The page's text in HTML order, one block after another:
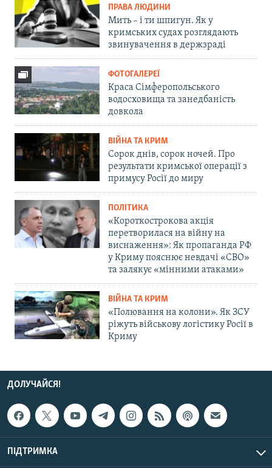
ПРАВА ЛЮДИНИ
Мить – і ти шпигун. Як у
кримських судах розглядають
звинувачення в держзраді
ФОТОГАЛЕРЕЇ
Краса Сімферопольського
водосховища та занедбаність
довкола
ВІЙНА ТА КРИМ
Сорок днів, сорок ночей. Про
результати кримської операції з
примусу Росії до миру
ПОЛІТИКА
«Короткострокова акція
перетворилася на війну на
виснаження»: Як пропаганда РФ
у Криму пояснює невдачі «СВО»
та залякує «мінними атаками»
ВІЙНА ТА КРИМ
«Полювання на колони». Як ЗСУ
ріжуть військову логістику Росії в
Криму
ДОЛУЧАЙСЯ!
ПІДТРИМКА